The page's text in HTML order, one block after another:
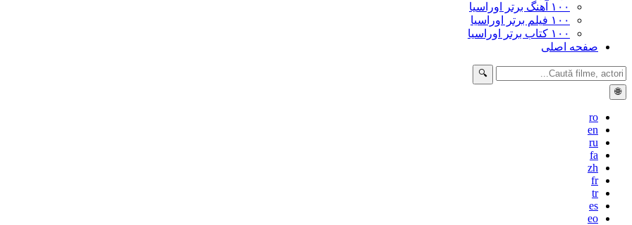
۱۰۰ آهنگ برتر اوراسیا
۱۰۰ فیلم برتر اوراسیا
۱۰۰ کتاب برتر اوراسیا
صفحه اصلی
🔍
🌐
ro
en
ru
fa
zh
fr
tr
es
eo